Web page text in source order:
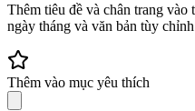
Thêm tiêu đề và chân trang
ngày tháng và văn bản tùy
Thêm vào mục yêu thích